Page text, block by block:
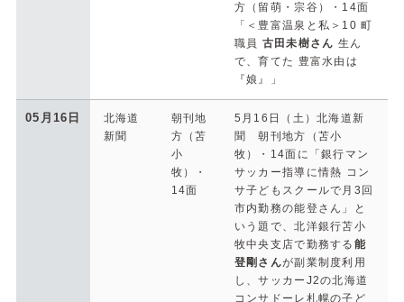
方（留萌・宗谷）・14面
「＜豊富温泉と私＞10 町
職員 古田未樹さん 生ん
で、育てた 豊富水由は
『娘』」
05月16日
北海道
新聞
朝刊地
方（苫
小
牧）・
14面
5月16日（土）北海道新
聞 朝刊地方（苫小
牧）・14面に「銀行マン
サッカー指導に情熱 コン
サ子どもスクールで月3回
市内勤務の能登さん」と
いう題で、北洋銀行苫小
牧中央支店で勤務する 能
登剛さんが副業制度利用
し、サッカーJ2の北海道
コンサドーレ札幌の子ど